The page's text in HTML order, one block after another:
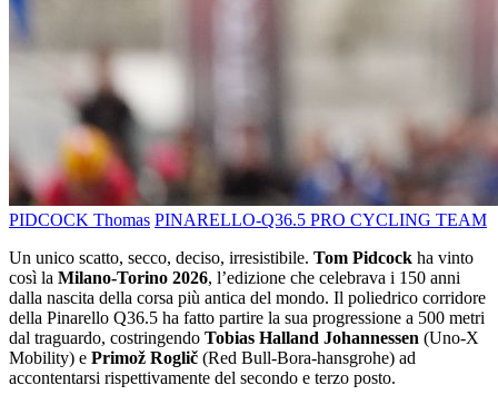
PIDCOCK Thomas PINARELLO-Q36.5 PRO CYCLING TEAM
Un unico scatto, secco, deciso, irresistibile. Tom Pidcock ha vinto
così la Milano-Torino 2026, l’edizione che celebrava i 150 anni
dalla nascita della corsa più antica del mondo. Il poliedrico corridore
della Pinarello Q36.5 ha fatto partire la sua progressione a 500 metri
dal traguardo, costringendo Tobias Halland Johannessen (Uno-X
Mobility) e Primož Roglič (Red Bull-Bora-hansgrohe) ad
accontentarsi rispettivamente del secondo e terzo posto.